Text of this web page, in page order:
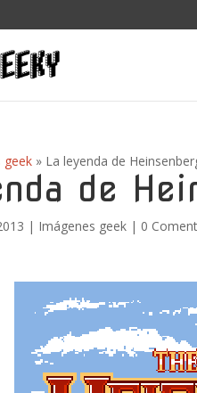
geek » La leyenda de
de
| Imágenes geek | 0